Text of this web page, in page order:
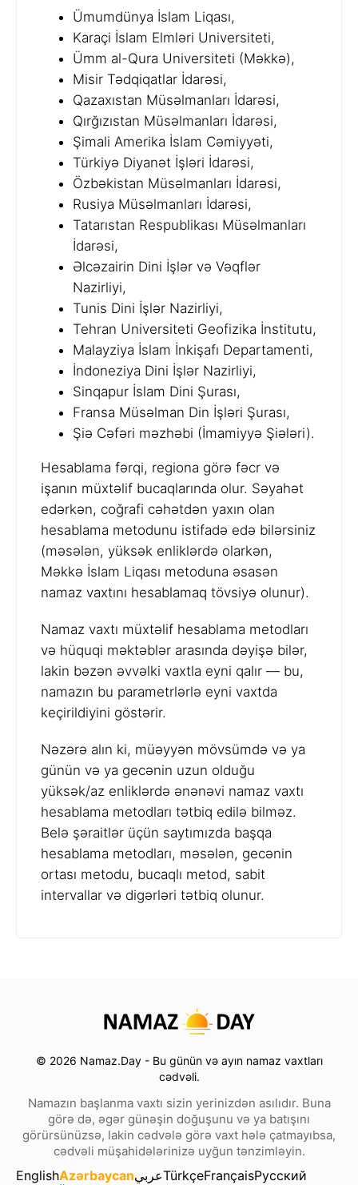
Ümumdünya İslam Liqası,
Karaçi İslam Elmləri Universiteti,
Ümm al-Qura Universiteti (Məkkə),
Misir Tədqiqatlar İdarəsi,
Qazaxıstan Müsəlmanları İdarəsi,
Qırğızıstan Müsəlmanları İdarəsi,
Şimali Amerika İslam Cəmiyyəti,
Türkiyə Diyanət İşləri İdarəsi,
Özbəkistan Müsəlmanları İdarəsi,
Rusiya Müsəlmanları İdarəsi,
Tatarıstan Respublikası Müsəlmanları
İdarəsi,
Əlcəzairin Dini İşlər və Vəqflər
Nazirliyi,
Tunis Dini İşlər Nazirliyi,
Tehran Universiteti Geofizika İnstitutu,
Malayziya İslam İnkişafı Departamenti,
İndoneziya Dini İşlər Nazirliyi,
Sinqapur İslam Dini Şurası,
Fransa Müsəlman Din İşləri Şurası,
Şiə Cəfəri məzhəbi (İmamiyyə Şiələri).
Hesablama fərqi, regiona görə fəcr və
işanın müxtəlif bucaqlarında olur. Səyahət
edərkən, coğrafi cəhətdən yaxın olan
hesablama metodunu istifadə edə bilərsiniz
(məsələn, yüksək enliklərdə olarkən,
Məkkə İslam Liqası metoduna əsasən
namaz vaxtını hesablamaq tövsiyə olunur).
Namaz vaxtı müxtəlif hesablama metodları
və hüquqi məktəblər arasında dəyişə bilər,
lakin bəzən əvvəlki vaxtla eyni qalır — bu,
namazın bu parametrlərlə eyni vaxtda
keçirildiyini göstərir.
Nəzərə alın ki, müəyyən mövsümdə və ya
günün və ya gecənin uzun olduğu
yüksək/az enliklərdə ənənəvi namaz vaxtı
hesablama metodları tətbiq edilə bilməz.
Belə şəraitlər üçün saytımızda başqa
hesablama metodları, məsələn, gecənin
ortası metodu, bucaqlı metod, sabit
intervallar və digərləri tətbiq olunur.
© 2026 Namaz.Day - Bu günün və ayın namaz vaxtları
cədvəli.
Namazın başlanma vaxtı sizin yerinizdən asılıdır. Buna
görə də, əgər günəşin doğuşunu və ya batışını
görürsünüzsə, lakin cədvələ görə vaxt hələ çatmayıbsa,
cədvəli müşahidələrinizə uyğun tənzimləyin.
EnglishAzərbaycanعربيTürkçeFrançaisРусский